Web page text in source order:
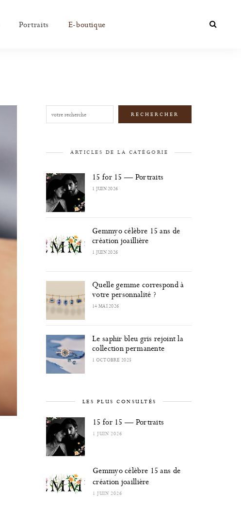
Portraits E-boutique
Rechercher RECHERCHER
ARTICLES DE LA CATÉGORIE
15 for 15 — Portraits
1 JUIN 2026
Gemmyo célèbre 15 ans de
création joaillière
1 JUIN 2026
Quelle gemme correspond à
votre personnalité ?
14 MAI 2026
Le saphir bleu gris rejoint la
collection permanente
1 OCTOBRE 2025
LES PLUS CONSULTÉS
15 for 15 — Portraits
1 JUIN 2026
Gemmyo célèbre 15 ans de
création joaillière
1 JUIN 2026